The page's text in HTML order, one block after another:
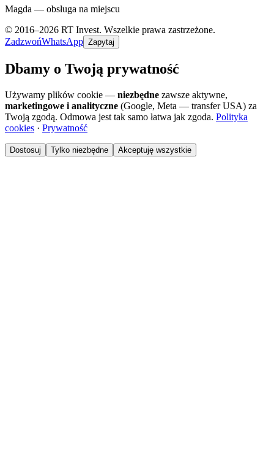
Magda — obsługa na miejscu
© 2016–2026 RT Invest. Wszelkie prawa zastrzeżone.
ZadzwońWhatsApp Zapytaj
Dbamy o Twoją prywatność
Używamy plików cookie — niezbędne zawsze aktywne,
marketingowe i analityczne (Google, Meta — transfer USA) za
Twoją zgodą. Odmowa jest tak samo łatwa jak zgoda. Polityka
cookies · Prywatność
Dostosuj Tylko niezbędne Akceptuję wszystkie